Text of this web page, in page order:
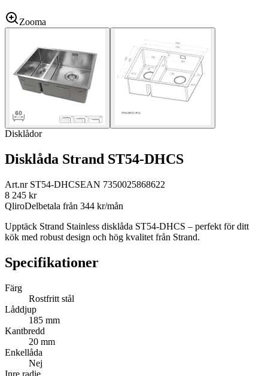
Zooma
Disklådor
Disklåda Strand ST54-DHCS
Art.nr ST54-DHCSEAN 7350025868622
8 245 kr
QliroDelbetala från 344 kr/mån
Upptäck Strand Stainless disklåda ST54-DHCS – perfekt för ditt
kök med robust design och hög kvalitet från Strand.
Specifikationer
Färg
Rostfritt stål
Låddjup
185 mm
Kantbredd
20 mm
Enkellåda
Nej
Inre radie